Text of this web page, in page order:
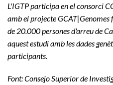
L'IGTP participa en el consorci
amb el projecte
de 20.000 persones d'arreu de
aquest estudi amb les dades
participants.
Font: Consejo Superior de